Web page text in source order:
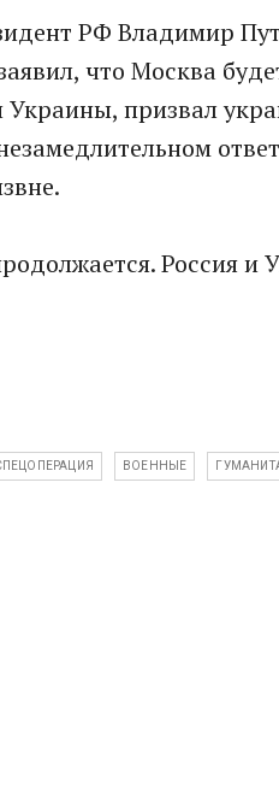
РФ Владимир
что Москва
призвал
Россия и
ВОЕННЫЕ